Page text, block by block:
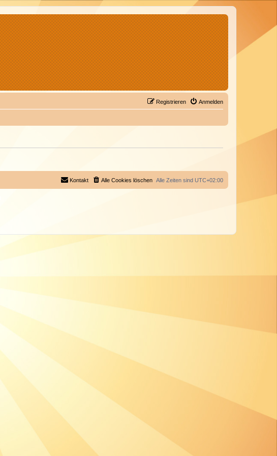
Anmelden
Registrieren
Alle Zeiten sind UTC+02:00
Alle Cookies löschen
Kontakt